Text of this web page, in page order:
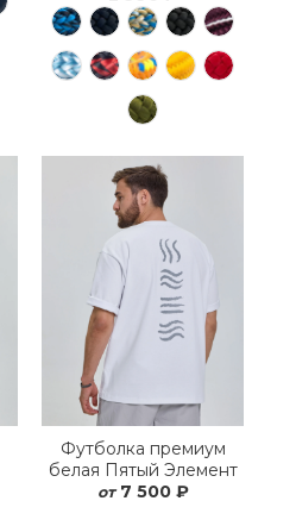
Футболка премиум
белая Пятый Элемент
от 7 500 ₽